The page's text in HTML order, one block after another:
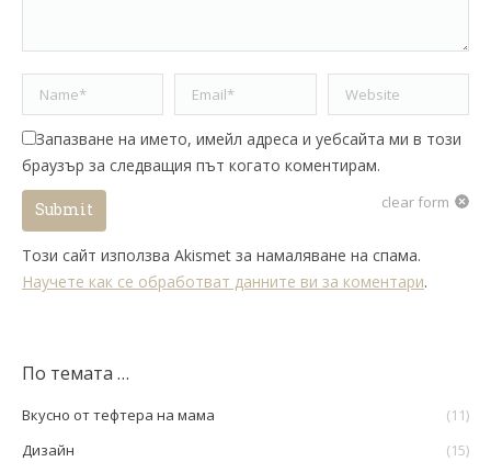
Name * Email * Website
Запазване на името, имейл адреса и уебсайта ми в този
браузър за следващия път когато коментирам.
clear form
Submit
Този сайт използва Akismet за намаляване на спама.
Научете как се обработват данните ви за коментари.
По темата …
Вкусно от тефтера на мама
(11)
Дизайн
(15)